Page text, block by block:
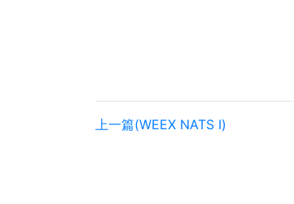
上一篇(WEEX NATS I)